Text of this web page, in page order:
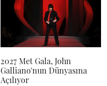
2027 Met Gala, John
Galliano'nun Dünyasına
Açılıyor